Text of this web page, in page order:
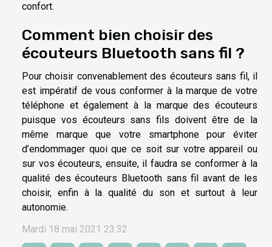
confort.
Comment bien choisir des
écouteurs Bluetooth sans fil ?
Pour choisir convenablement des écouteurs sans fil, il
est impératif de vous conformer à la marque de votre
téléphone et également à la marque des écouteurs
puisque vos écouteurs sans fils doivent être de la
même marque que votre smartphone pour éviter
d’endommager quoi que ce soit sur votre appareil ou
sur vos écouteurs, ensuite, il faudra se conformer à la
qualité des écouteurs Bluetooth sans fil avant de les
choisir, enfin à la qualité du son et surtout à leur
autonomie.
Mardi 18 mai 2021 23:32